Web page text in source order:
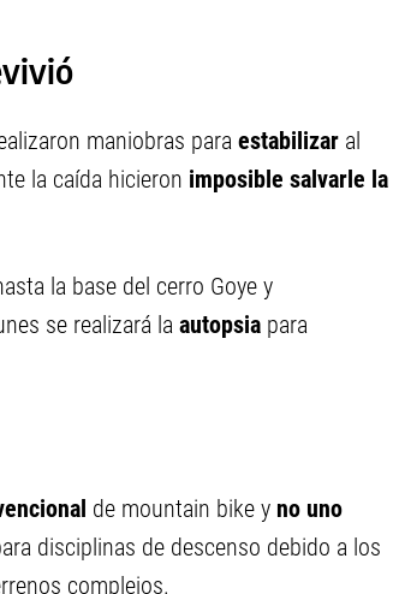
maniobras para estabilizar al
la caída hicieron imposible salvarle la
la base del cerro Goye y
se realizará la autopsia para
de mountain bike y no uno
disciplinas de descenso debido a los
complejos.